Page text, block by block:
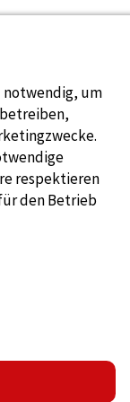
Arbeiten.
der Arbeit.
notwendig, um
respektieren
den Betrieb